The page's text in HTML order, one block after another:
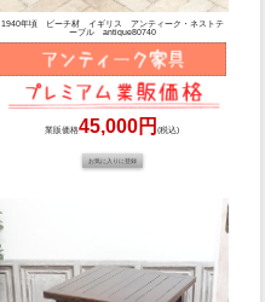
1940年頃 ビーチ材 イギリス アンティーク・ネストテ
ーブル antique80740
業販価格45,000円(税込)